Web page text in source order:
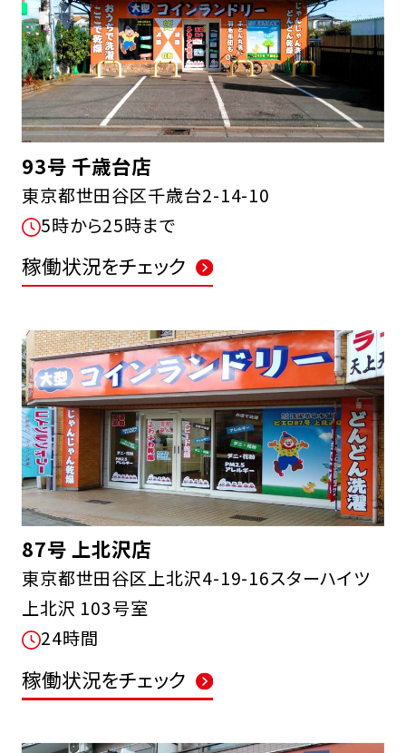
93号 千歳台店
東京都世田谷区千歳台2-14-10
5時から25時まで
稼働状況をチェック
87号 上北沢店
東京都世田谷区上北沢4-19-16スターハイツ
上北沢 103号室
24時間
稼働状況をチェック